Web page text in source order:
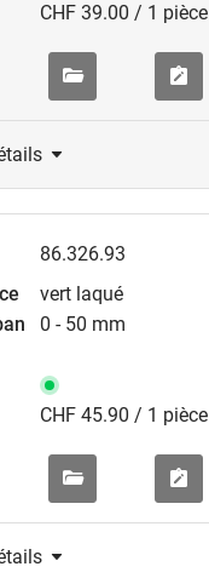
CHF 39.00 / 1 pièce
86.326.93
vert laqué
0 - 50 mm
CHF 45.90 / 1 pièce